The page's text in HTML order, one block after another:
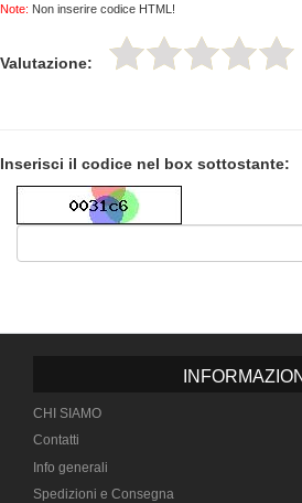
Note: Non inserire codice HTML!
Valutazione:
Inserisci il codice nel box sottostante:
INFORMAZIONI
CHI SIAMO
Contatti
Info generali
Spedizioni e Consegna